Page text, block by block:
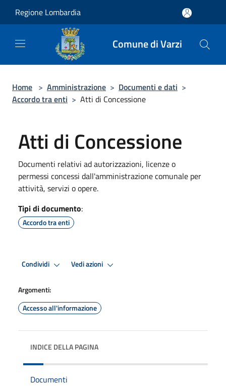
Regione Lombardia
Comune di Varzi
Home > Amministrazione > Documenti e dati >
Accordo tra enti > Atti di Concessione
Atti di Concessione
Documenti relativi ad autorizzazioni, licenze o
permessi concessi dall'amministrazione comunale per
attività, servizi o opere.
Tipi di documento:
Accordo tra enti
Condividi Vedi azioni
Argomenti:
Accesso all'informazione
INDICE DELLA PAGINA
Documenti